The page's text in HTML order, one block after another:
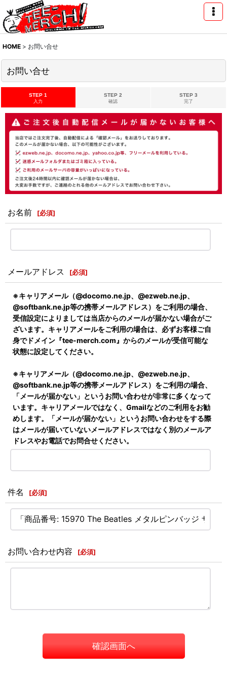
HOME > お問い合せ
お問い合せ
STEP 1
入力
STEP 2
確認
STEP 3
完了
お名前 [必須]
メールアドレス [必須]
※キャリアメール（@docomo.ne.jp、@ezweb.ne.jp、
@softbank.ne.jp等の携帯メールアドレス）をご利用の場合、
受信設定によりましては当店からのメールが届かない場合がご
ざいます。キャリアメールをご利用の場合は、必ずお客様ご自
身でドメイン『tee-merch.com』からのメールが受信可能な
状態に設定してください。
※キャリアメール（@docomo.ne.jp、@ezweb.ne.jp、
@softbank.ne.jp等の携帯メールアドレス）をご利用の場合、
「メールが届かない」というお問い合わせが非常に多くなって
います。キャリアメールではなく、Gmailなどのご利用をお勧
めします。「メールが届かない」というお問い合わせをする際
はメールが届いていないメールアドレスではなく別のメールア
ドレスやお電話でお問合せください。
件名 [必須]
お問い合わせ内容 [必須]
確認画面へ